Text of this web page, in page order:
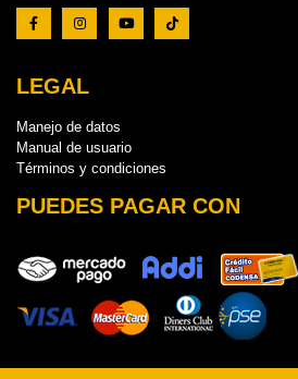
LEGAL
Manejo de datos
Manual de usuario
Términos y condiciones
PUEDES PAGAR CON